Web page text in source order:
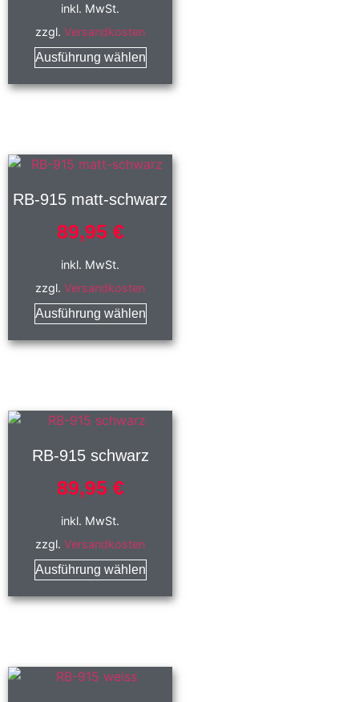
inkl. MwSt.
zzgl.Versandkosten
Ausführung wählen
RB-915 matt-schwarz
89,95 €
inkl. MwSt.
zzgl.Versandkosten
Ausführung wählen
RB-915 schwarz
89,95 €
inkl. MwSt.
zzgl.Versandkosten
Ausführung wählen